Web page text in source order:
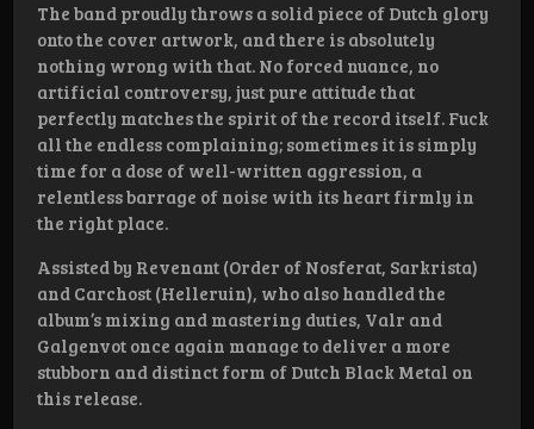
The band proudly throws a solid piece of Dutch glory
onto the cover artwork, and there is absolutely
nothing wrong with that. No forced nuance, no
artificial controversy, just pure attitude that
perfectly matches the spirit of the record itself. Fuck
all the endless complaining; sometimes it is simply
time for a dose of well-written aggression, a
relentless barrage of noise with its heart firmly in
the right place.
Assisted by Revenant (Order of Nosferat, Sarkrista)
and Carchost (Helleruin), who also handled the
album’s mixing and mastering duties, Valr and
Galgenvot once again manage to deliver a more
stubborn and distinct form of Dutch Black Metal on
this release.